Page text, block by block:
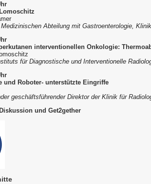
Abteilung mit Gastroenterologie,
interventionellen Onkologie:
für Diagnostische und Interventionelle
und Roboter- unterstützte Eingriffe
geschäftsführender Direktor der Klinik für
und Get2gether